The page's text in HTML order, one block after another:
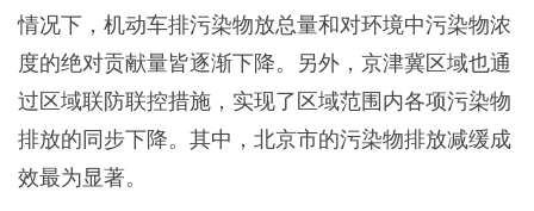
情况下，机动车排污染物放总量和对环境中污染物浓
度的绝对贡献量皆逐渐下降。另外，京津冀区域也通
过区域联防联控措施，实现了区域范围内各项污染物
排放的同步下降。其中，北京市的污染物排放减缓成
效最为显著。